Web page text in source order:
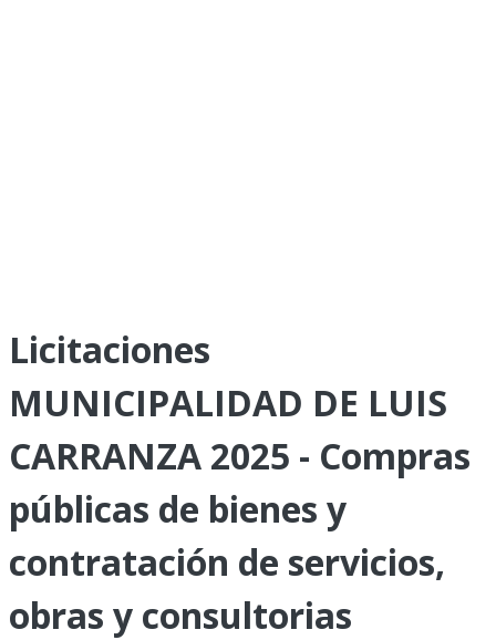
Licitaciones
MUNICIPALIDAD DE LUIS
CARRANZA 2025 - Compras
públicas de bienes y
contratación de servicios,
obras y consultorias